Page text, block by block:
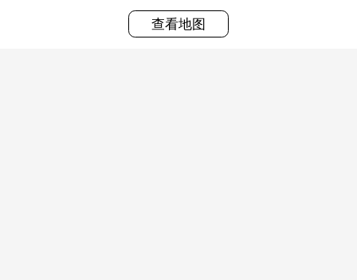
查看地图